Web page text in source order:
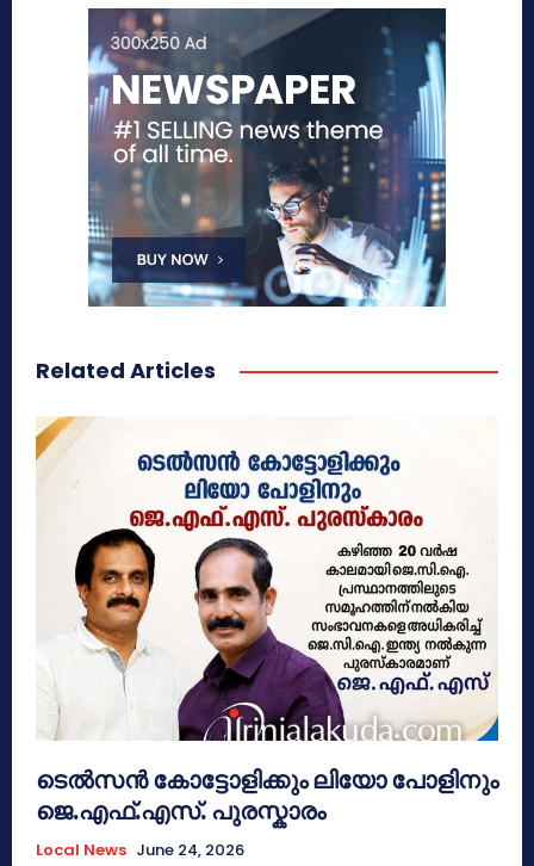
Related Articles
ടെൽസൻ കോട്ടോളിക്കും ലിയോ പോളിനും
ജെ.എഫ്.എസ്. പുരസ്കാരം
Local News June 24, 2026